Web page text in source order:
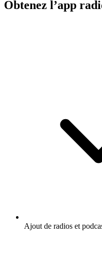
Obtenez l’app
Ajout de radios et